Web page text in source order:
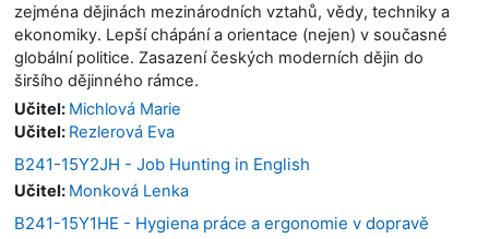
zejména dějinách mezinárodních vztahů, vědy, techniky a
ekonomiky. Lepší chápání a orientace (nejen) v současné
globální politice. Zasazení českých moderních dějin do
širšího dějinného rámce.
Učitel: Michlová Marie
Učitel: Rezlerová Eva
B241-15Y2JH - Job Hunting in English
Učitel: Monková Lenka
B241-15Y1HE - Hygiena práce a ergonomie v dopravě